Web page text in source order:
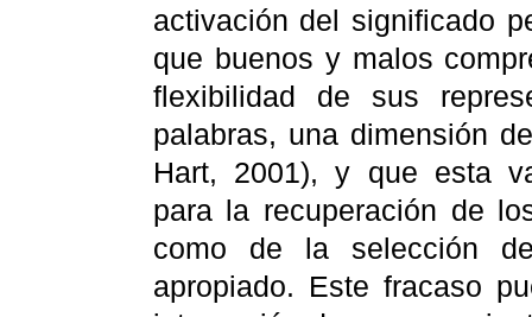
activación del significado
que buenos y malos
flexibilidad de sus
palabras, una dimensión
Hart, 2001), y que esta
para la recuperación de
como de la selección
apropiado. Este fracaso